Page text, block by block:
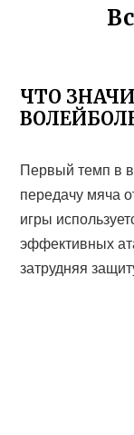
ЧТО
Первый темп в
передачу мяча
игры
эффективных
затрудняя